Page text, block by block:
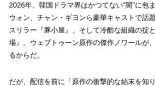
2026年、韓国ドラマ界はかつてない“闇”に包
ウォン、チャン・ギヨンら豪華キャストで話
スリラー『豚小屋』、そして冷酷な組織の掟
場』。ウェブトゥーン原作の傑作ノワールが
るからだ。
だが、配信を前に「原作の衝撃的な結末を知